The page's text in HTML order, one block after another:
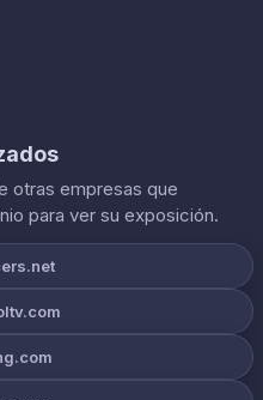
otras empresas que
para ver su exposición.